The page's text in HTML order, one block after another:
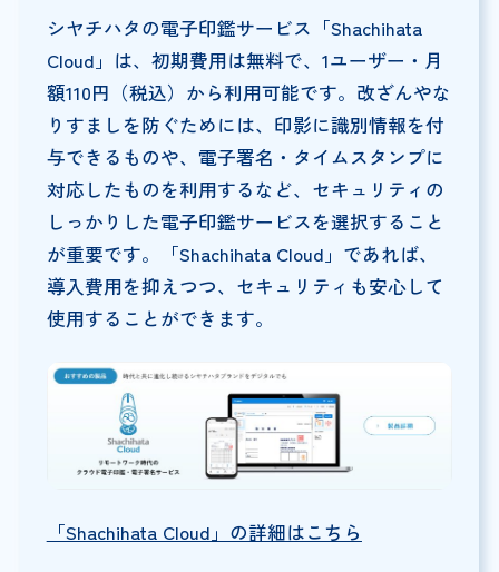
シヤチハタの電子印鑑サービス「Shachihata
Cloud」は、初期費用は無料で、1ユーザー・月
額110円（税込）から利用可能です。改ざんやな
りすましを防ぐためには、印影に識別情報を付
与できるものや、電子署名・タイムスタンプに
対応したものを利用するなど、セキュリティの
しっかりした電子印鑑サービスを選択すること
が重要です。「Shachihata Cloud」であれば、
導入費用を抑えつつ、セキュリティも安心して
使用することができます。
「Shachihata Cloud」の詳細はこちら